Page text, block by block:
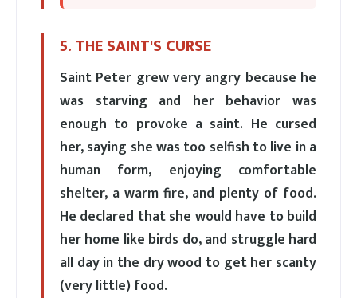
5. THE SAINT'S CURSE
Saint Peter grew very angry because he
was starving and her behavior was
enough to provoke a saint. He cursed
her, saying she was too selfish to live in a
human form, enjoying comfortable
shelter, a warm fire, and plenty of food.
He declared that she would have to build
her home like birds do, and struggle hard
all day in the dry wood to get her scanty
(very little) food.